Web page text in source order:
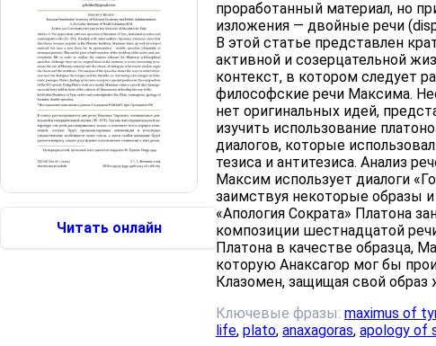
Читать онлайн
проработанный материал, но
изложения — двойные речи
В этой статье представлен
активной и созерцательной
контекст, в котором следует
философские речи Максима.
нет оригинальных идей,
изучить использование
диалогов, которые
тезиса и антитезиса. Анализ
Максим использует диалоги
заимствуя некоторые образы
«Апология Сократа» Платона
композиции шестнадцатой
Платона в качестве образца,
которую Анаксагор мог бы
Клазомен, защищая свой образ
Ключевые фразы: maximus of
life, plato, anaxagoras, apology of